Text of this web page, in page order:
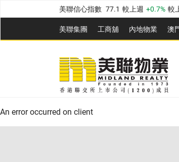
美聯信心指數 77.1 較上週 0.7% 較
全港樓價指數 149.1 較上週 0% 較上
港島樓價指數 157.4 較上週 -0.3% 較
九龍樓價指數 156.4 較上週 -0.1%
新界樓價指數 134.8 較上週 0.1%
美聯信心指數 77.1 較上週 0.7% 較
美聯集團 工商舖 內地物業 澳
全港樓價指數 149.1 較上週 0% 較上月
An error occurred on client